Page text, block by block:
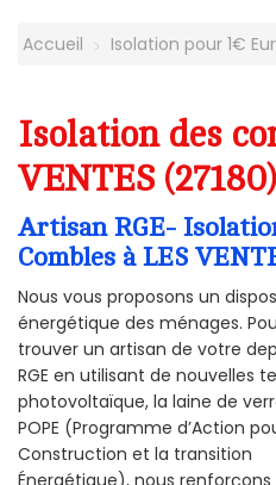
Accueil Isolation pour 1€
Isolation des
VENTES
Artisan RGE-
Combles à LES
Nous vous proposons un
énergétique des ménages.
trouver un artisan de votre
RGE en utilisant de nouvelles
photovoltaïque, la laine de
POPE (Programme d’Action
Construction et la transition
Énergétique), nous renforçons